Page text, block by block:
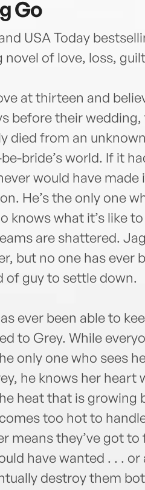
Go
USA Today
of love, loss,
at thirteen and
before their
died from an
bride’s world. If it
would have
He’s the only one
knows what it’s like
are shattered.
but no one has ever
of guy to settle down.
ever been able to
to Grey. While
only one who sees
he knows her heart
heat that is
too hot to
means they’ve got to
have wanted . . . or
destroy them